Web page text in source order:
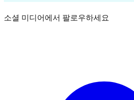
소셜 미디어에서 팔로우하세요